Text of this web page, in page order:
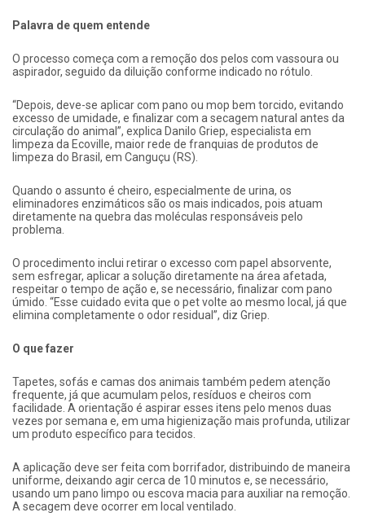
Palavra de quem entende
O processo começa com a remoção dos pelos com vassoura ou
aspirador, seguido da diluição conforme indicado no rótulo.
“Depois, deve-se aplicar com pano ou mop bem torcido, evitando
excesso de umidade, e finalizar com a secagem natural antes da
circulação do animal”, explica Danilo Griep, especialista em
limpeza da Ecoville, maior rede de franquias de produtos de
limpeza do Brasil, em Canguçu (RS).
Quando o assunto é cheiro, especialmente de urina, os
eliminadores enzimáticos são os mais indicados, pois atuam
diretamente na quebra das moléculas responsáveis pelo
problema.
O procedimento inclui retirar o excesso com papel absorvente,
sem esfregar, aplicar a solução diretamente na área afetada,
respeitar o tempo de ação e, se necessário, finalizar com pano
úmido. “Esse cuidado evita que o pet volte ao mesmo local, já que
elimina completamente o odor residual”, diz Griep.
O que fazer
Tapetes, sofás e camas dos animais também pedem atenção
frequente, já que acumulam pelos, resíduos e cheiros com
facilidade. A orientação é aspirar esses itens pelo menos duas
vezes por semana e, em uma higienização mais profunda, utilizar
um produto específico para tecidos.
A aplicação deve ser feita com borrifador, distribuindo de maneira
uniforme, deixando agir cerca de 10 minutos e, se necessário,
usando um pano limpo ou escova macia para auxiliar na remoção.
A secagem deve ocorrer em local ventilado.